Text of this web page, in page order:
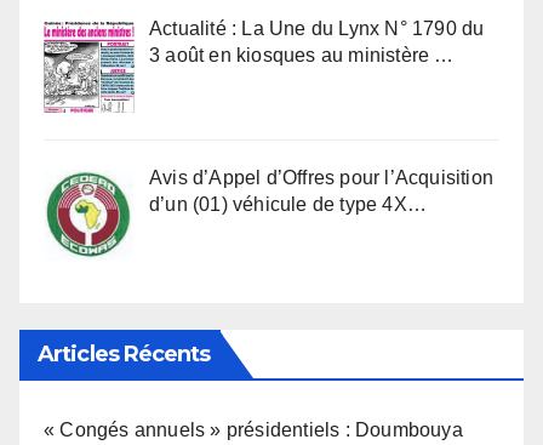
Actualité : La Une du Lynx N° 1790 du
3 août en kiosques au ministère …
Avis d’Appel d’Offres pour l’Acquisition
d’un (01) véhicule de type 4X…
Articles Récents
« Congés annuels » présidentiels : Doumbouya